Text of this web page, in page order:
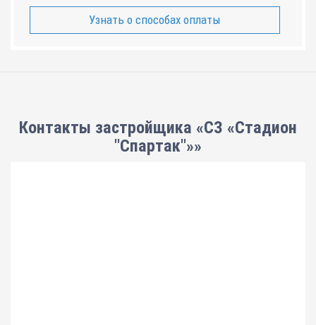
Узнать о способах оплаты
Контакты застройщика «СЗ «Стадион
"Спартак"»»